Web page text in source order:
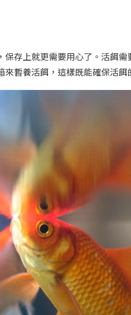
存上就更需要用心了。活餌
暫養活餌，這樣既能確保活餌